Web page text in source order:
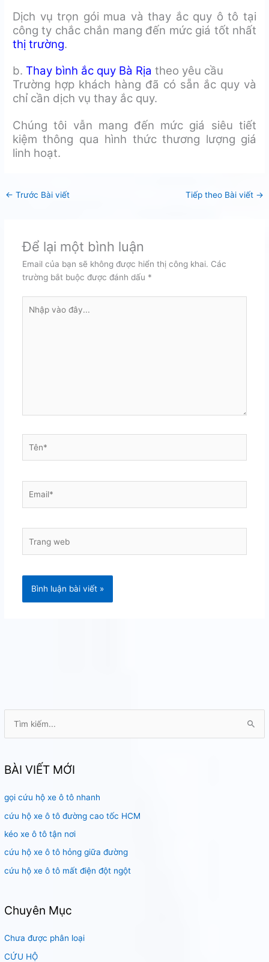
k
ế
m
:
BÀI VIẾT MỚI
gọi cứu hộ xe ô tô nhanh
cứu hộ xe ô tô đường cao tốc HCM
kéo xe ô tô tận nơi
cứu hộ xe ô tô hỏng giữa đường
cứu hộ xe ô tô mất điện đột ngột
Chuyên Mục
Chưa được phân loại
CỨU HỘ
Dịch vụ trọn gói mua và thay ắc quy ô tô tại
công ty chắc chắn mang đến mức giá tốt nhất
thị trường.
b.Thay bình ắc quy Bà Rịa theo yêu cầu
Trường hợp khách hàng đã có sẵn ắc quy và
chỉ cần dịch vụ thay ắc quy.
Chúng tôi vẫn mang đến mức giá siêu tiết
kiệm thông qua hình thức thương lượng giá
linh hoạt.
← Trước Bài viết Tiếp theo Bài viết →
Để lại một bình luận
Email của bạn sẽ không được hiển thị công khai. Các
trường bắt buộc được đánh dấu *
vào
web